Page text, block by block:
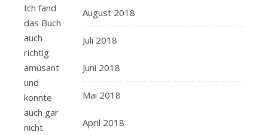
Ich fand
das Buch
auch
richtig
amüsant
und
konnte
auch gar
nicht
August 2018
Juli 2018
Juni 2018
Mai 2018
April 2018